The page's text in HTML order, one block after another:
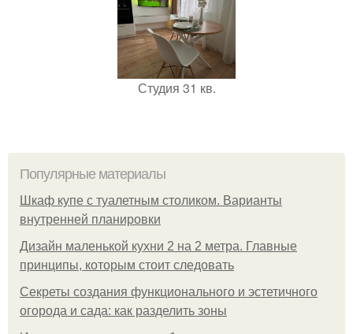
Студия 31 кв.
Популярные материалы
Шкаф купе с туалетным столиком. Варианты
внутренней планировки
Дизайн маленькой кухни 2 на 2 метра. Главные
принципы, которым стоит следовать
Секреты создания функционального и эстетичного
огорода и сада: как разделить зоны